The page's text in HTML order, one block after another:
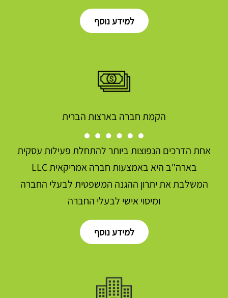
למידע נוסף
הקמת חברה בארצות הברית
אחת הדרכים הנפוצות ביותר להתחלת פעילות עסקית
בארה"ב היא באמצעות חברה אמריקאית LLC
המשלבת את יתרון ההגנה המשפטית לבעלי החברה
ומיסוי אישי לבעלי החברה
למידע נוסף